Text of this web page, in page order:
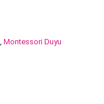
Montessori Duyu